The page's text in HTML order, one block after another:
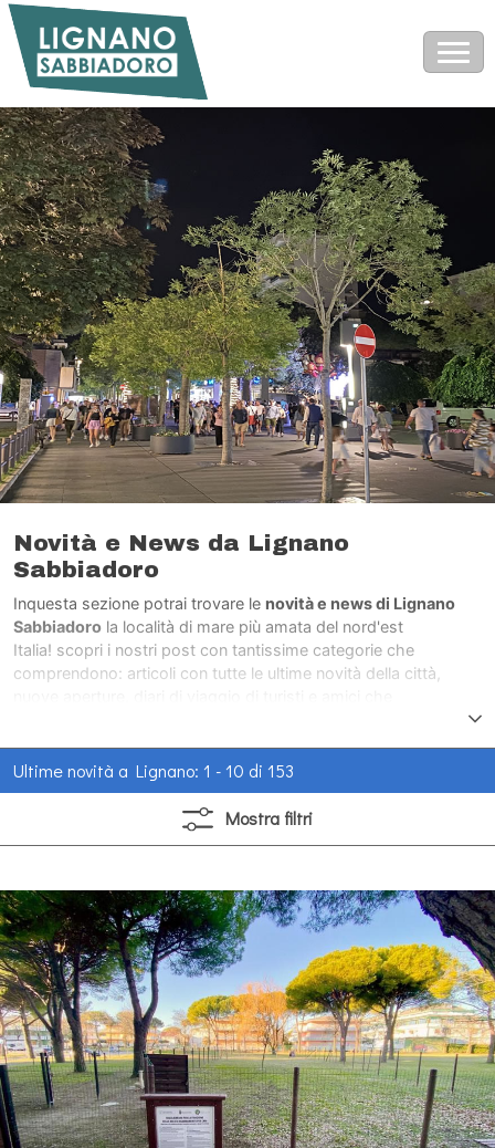
Novità e News da Lignano
Sabbiadoro
Inquesta sezione potrai trovare le novità e news di Lignano
Sabbiadoro la località di mare più amata del nord'est
Italia! scopri i nostri post con tantissime categorie che
comprendono: articoli con tutte le ultime novità della città,
Ultime novità a Lignano: 1 - 10 di 153
Mostra filtri